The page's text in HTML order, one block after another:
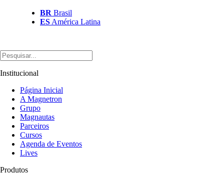
BR Brasil
ES América Latina
Institucional
Página Inicial
A Magnetron
Grupo
Magnautas
Parceiros
Cursos
Agenda de Eventos
Lives
Produtos